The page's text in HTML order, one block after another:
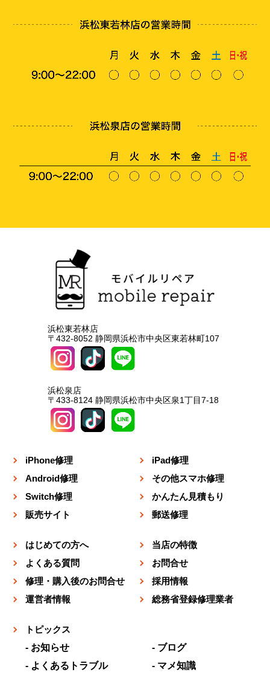
浜松東若林店
〒432-8052 静岡県浜松市中央区東若林町107
浜松泉店
〒433-8124 静岡県浜松市中央区泉1丁目7-18
iPhone修理
iPad修理
Android修理
その他スマホ修理
Switch修理
かんたん見積もり
販売サイト
郵送修理
はじめての方へ
当店の特徴
よくある質問
お問合せ
修理・購入後のお問合せ
採用情報
運営者情報
総務省登録修理業者
トピックス
お知らせ
ブログ
よくあるトラブル
マメ知識